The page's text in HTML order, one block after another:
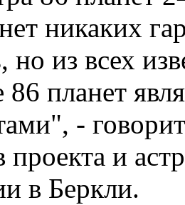
никаких
но из всех
планет
-
проекта и
в Беркли.